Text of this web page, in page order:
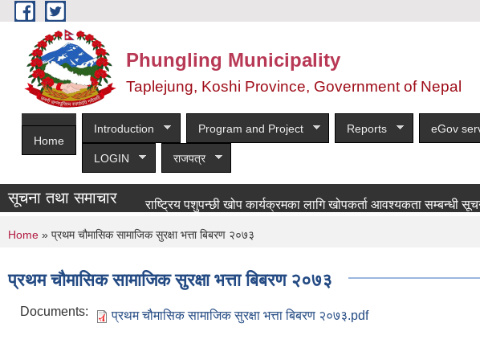
Skip to main content
Phungling Municipality
Taplejung, Koshi Province, Government of Nepal
Home
Introduction Program and Project Reports eGov
LOGIN राजपत्र
सूचना तथा समाचारराष्ट्रिय पशुपन्छी खोप कार्यक्रमका लागि खोपकर्ता आवश्यकता सम्बन्धी सूचना!
You are here
Home » प्रथम चौमासिक सामाजिक सुरक्षा भत्ता बिबरण २०७३
प्रथम चौमासिक सामाजिक सुरक्षा भत्ता बिबरण २०७३
Documents: प्रथम चौमासिक सामाजिक सुरक्षा भत्ता बिबरण २०७३.pdf